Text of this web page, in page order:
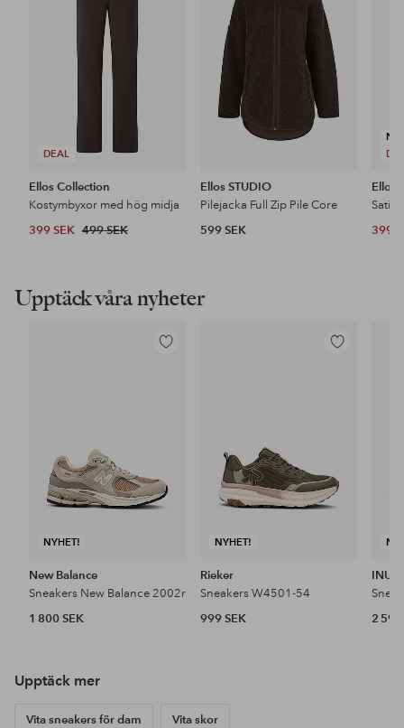
DEAL
Ellos Collection
Kostymbyxor med hög midja
399 SEK 499 SEK
favoriter
Ellos STUDIO
Pilejacka Full Zip Pile Core
599 SEK
Ellos
399
Upptäck våra nyheter
NYHET!
Lägg
New Balance
Sneakers New Balance 2002r
1 800 SEK
NYHET!
Lägg
Rieker
Sneakers W4501-54
999 SEK
2 599
Upptäck mer
Vita sneakers för dam Vita skor